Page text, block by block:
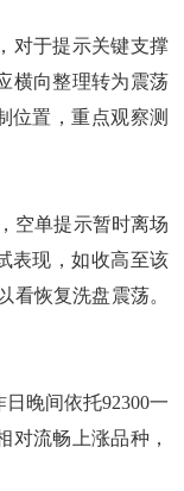
对于提示关键支撑
横向整理转为震荡
位置，重点观察测
空单提示暂时离场
表现，如收高至该
看恢复洗盘震荡。
晚间依托92300一
对流畅上涨品种，